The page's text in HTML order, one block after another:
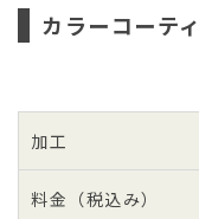
カラーコーテ
加工
料金（税込み）